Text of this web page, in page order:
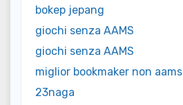
bokep jepang
giochi senza AAMS
giochi senza AAMS
miglior bookmaker non aams
23naga